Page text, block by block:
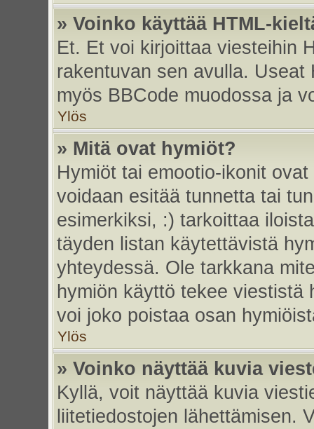
» Voinko käyttää HTML-
Et. Et voi kirjoittaa viesteihin
rakentuvan sen avulla.
myös BBCode muodossa ja
Ylös
» Mitä ovat hymiöt?
Hymiöt tai emootio-ikonit
voidaan esitää tunnetta tai
esimerkiksi, :) tarkoittaa
täyden listan käytettävistä
yhteydessä. Ole tarkkana
hymiön käyttö tekee viestistä
voi joko poistaa osan
Ylös
» Voinko näyttää kuvia
Kyllä, voit näyttää kuvia
liitetiedostojen lähettämisen.